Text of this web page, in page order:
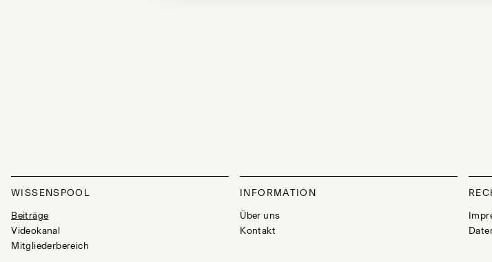
WISSENSPOOL
Beiträge
Videokanal
Mitgliederbereich
INFORMATION
Über uns
Kontakt